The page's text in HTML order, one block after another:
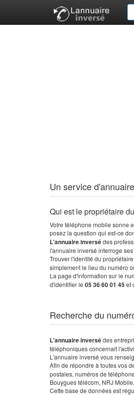
Un service
Qui est le propriétaire
Votre téléphone mobile sonne
posez la question qui est-ce
L'annuaire inversédes
l'annuaire inversé interroge
Trouver l'identité du
simplement le lieu du numéro
La page d'information sur le
d'identifier le 05 36 60 01 45et
Recherche du
L'annuaire inversédes
téléphoniques concernait
L'annuaire inversé vous
Afin de répondre à toutes vos
postales, numéros de
Bouygues télécom, NRJ
Cette base de données est